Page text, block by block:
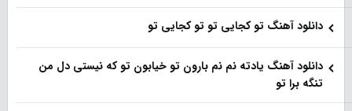
دانلود آهنگ تو کجایی تو تو کجایی تو
دانلود آهنگ یادته نم نم بارون تو خیابون تو که نیستی دل من
تنگه برا تو